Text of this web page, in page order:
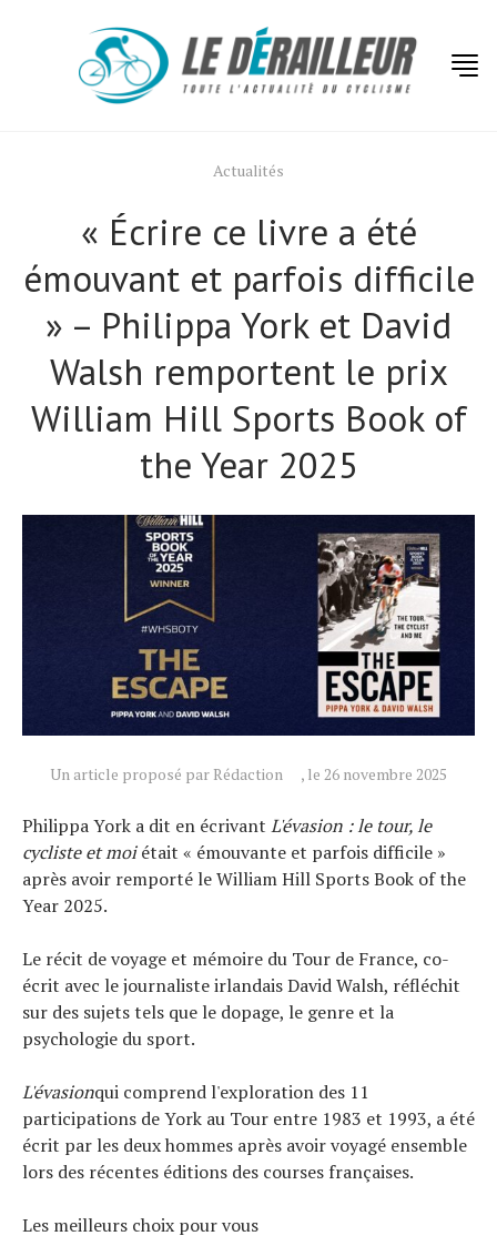
Actualités
« Écrire ce livre a été
émouvant et parfois difficile
» – Philippa York et David
Walsh remportent le prix
William Hill Sports Book of
the Year 2025
Un article proposé par Rédaction , le 26 novembre 2025
Philippa York a dit en écrivant L'évasion : le tour, le
cycliste et moiétait « émouvante et parfois difficile »
après avoir remporté le William Hill Sports Book of the
Year 2025.
Le récit de voyage et mémoire du Tour de France, co-
écrit avec le journaliste irlandais David Walsh, réfléchit
sur des sujets tels que le dopage, le genre et la
psychologie du sport.
L'évasionqui comprend l'exploration des 11
participations de York au Tour entre 1983 et 1993, a été
écrit par les deux hommes après avoir voyagé ensemble
lors des récentes éditions des courses françaises.
Les meilleurs choix pour vous
Actualités
Tests de produits
Conseils
Tendances
À propos